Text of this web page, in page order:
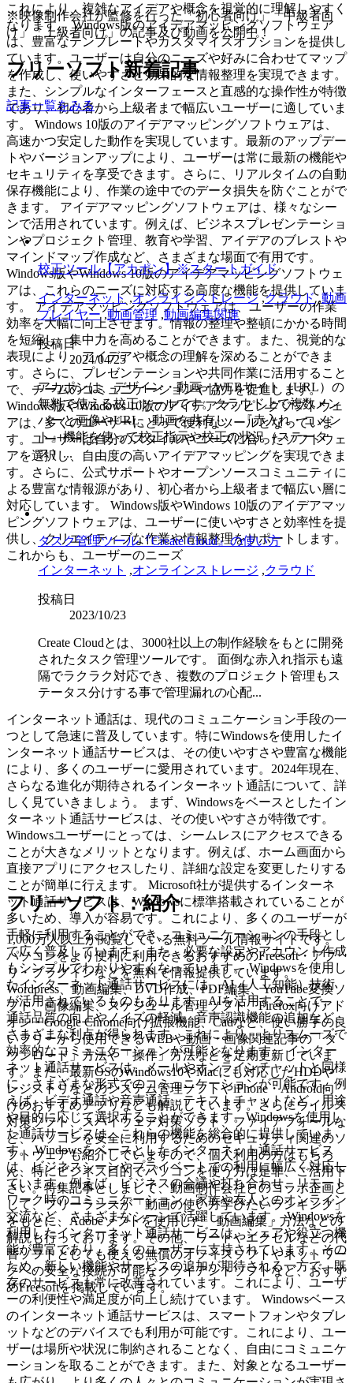
これにより、複雑なアイデアや概念を視覚的に理解しやすく
なります。 Windows版のアイデアマッピングソフトウェア
は、豊富なテンプレートやカスタマイズオプションを提供し
ています。ユーザーは自分のニーズや好みに合わせてマップ
を作成し、使いやすさと効果的な情報整理を実現できます。
また、シンプルなインターフェースと直感的な操作性が特徴
であり、初心者から上級者まで幅広いユーザーに適していま
す。 Windows 10版のアイデアマッピングソフトウェアは、
高速かつ安定した動作を実現しています。最新のアップデー
トやバージョンアップにより、ユーザーは常に最新の機能や
セキュリティを享受できます。さらに、リアルタイムの自動
保存機能により、作業の途中でのデータ損失を防ぐことがで
きます。 アイデアマッピングソフトウェアは、様々なシー
ンで活用されています。例えば、ビジネスプレゼンテーショ
ンやプロジェクト管理、教育や学習、アイデアのブレストや
マインドマップ作成など、さまざまな場面で有用です。
Windows版やWindows 10版のアイデアマッピングソフトウェ
アは、これらのニーズに対応する高度な機能を提供していま
す。 アイデアマッピングソフトウェアは、ユーザーの作業
効率を大幅に向上させます。情報の整理や整頓にかかる時間
を短縮し、集中力を高めることができます。また、視覚的な
表現により、アイデアや概念の理解を深めることができま
す。さらに、プレゼンテーションや共同作業に活用すること
で、チームのコミュニケーションや協力を促進します。
Windows版やWindows 10版のアイデアマッピングソフトウェ
アは、多くのユーザーにとって便利なツールとなっていま
す。ユーザーは自分のスタイルやニーズに合ったソフトウェ
アを選択し、自由度の高いアイデアマッピングを実現できま
す。さらに、公式サポートやオープンソースコミュニティに
よる豊富な情報源があり、初心者から上級者まで幅広い層に
対応しています。 Windows版やWindows 10版のアイデアマッ
ピングソフトウェアは、ユーザーに使いやすさと効率性を提
供し、クリエイティブな作業や情報整理をサポートします。
これからも、ユーザーのニーズ
インターネット通話は、現代のコミュニケーション手段の一
つとして急速に普及しています。特にWindowsを使用したイ
ンターネット通話サービスは、その使いやすさや豊富な機能
により、多くのユーザーに愛用されています。2024年現在、
さらなる進化が期待されるインターネット通話について、詳
しく見ていきましょう。 まず、Windowsをベースとしたイン
ターネット通話サービスは、その使いやすさが特徴です。
Windowsユーザーにとっては、シームレスにアクセスできる
ことが大きなメリットとなります。例えば、ホーム画面から
直接アプリにアクセスしたり、詳細な設定を変更したりする
ことが簡単に行えます。 Microsoft社が提供するインターネ
ット通話サービスは、Windowsに標準搭載されていることが
多いため、導入が容易です。これにより、多くのユーザーが
手軽に利用することができ、コミュニケーションの手段とし
て広く普及しています。また、必要な設定やアカウント作成
もシンプルでわかりやすくなっています。 Windowsを使用し
たインターネット通話サービスには、AI（人工知能）技術
が活用されているものもあります。AIを活用することで、
通話品質の向上やノイズの軽減、音声認識機能の追加など、
さまざまな利点が得られます。これにより、よりスムーズで
効率的なコミュニケーションが可能となります。 インター
ネット通話サービスは、メールやオンラインチャットと同様
に、さまざまな形式でのコミュニケーションが可能です。例
えば、ビデオ通話や音声通話、テキストチャットなど、用途
や目的に応じて選択することができます。Windowsを使用し
た通話サービスは、これらの機能を総合的に提供していま
す。 Windowsをベースとしたインターネット通話サービス
は、ビジネスシーンやプライベートでの利用に幅広く対応し
ています。例えば、ビジネスの会議や打ち合わせ、リモート
ワーク時のコミュニケーション、家族や友人とのオンライン
交流など、さまざまなシーンで活躍しています。 Windowsを
利用したインターネット通話サービスは、シェアや役立つ機
能が豊富であり、多くのユーザーに支持されています。その
ため、新しい機能やサービスの追加が期待される一方で、既
存のサービスも常に改善されています。これにより、ユーザ
ーの利便性や満足度が向上し続けています。 Windowsベース
のインターネット通話サービスは、スマートフォンやタブレ
ットなどのデバイスでも利用が可能です。これにより、ユー
ザーは場所や状況に制約されることなく、自由にコミュニケ
ーションを取ることができます。また、対象となるユーザー
※映像制作会社が監修を行った「初心者向け」「中級者向
け」「上級者向け」の記事及び動画を公開中！
フリーソフト新着記事
記事一覧をみる
校正ツール【アカポン】※スタートガイド
インターネット ,オンラインストレージ ,クラウド,動画
プレイヤー,動画管理 ,動画編集関連
投稿日
2024/04/25
アカポンは、デザイン・動画・WEBサイト（URL）の
無料で使える校正ツールです。クラウド上で複数メン
バーと画像やURL、動画を共有し、『赤入れ・コメン
ト』機能を使って校正指示や校正の状況（ステータ
ス）...
タスク管理ツール『Create Cloud』の使い方
インターネット ,オンラインストレージ ,クラウド
投稿日
2023/10/23
Create Cloudとは、3000社以上の制作経験をもとに開発
されたタスク管理ツールです。 面倒な赤入れ指示も遠
隔でラクラク対応でき、複数のプロジェクト管理もス
テータス分けする事で管理漏れの心配...
フリーソフト：紹介
1,000万人以上が閲覧している無料ツール情報サイトです。
パソコンをより便利に利用できるおすすめのFreesoft・アプ
リ・プラグインなどを無料で情報提供しています。
Wordpress、動画編集、DVD作成、PDF編集、YouTube変換ソ
フト、画像編集、スケジュール管理ソフト、Firefox向けアド
オン・Google Chrome向け拡張機能、Cadなど、使い勝手の良
いフリーから使用できるWEBや動画・画像関連記事の「ダ
ウンロード」方法や「操作」方法などを定期更新していま
す。また、最新OSのWindows10やMacにも対応したHDDや
レジストリなどのシステム管理ソフトやiPhone・Android向
けのおすすめアプリなども解説しています。さらにウイルス
対策ソフト、スパイウェア対策ソフト、ファイアフォールな
ど、パソコンを安全に利用するためのセキュリティ関連のソ
フトウェアも紹介していますので、個人利用の方はもちろ
ん、特にビジネス目的でパソコンを使う方は是非、ご活用下
さい。特集記事としまして、動画制作会社とのコラボ企画と
して、フリーランスが「動画の使い方学びたいランキング」
をもとに、Adobeソフトを使用した「動画編集」方法などの
解説も行っております。その他、ワードやエクセルなどの代
替ソフトとしても使える無償のオフィスソフトやネットワー
クへの安全な接続が可能なクライアントソフトなど、おすす
めFreesoftを掲載しています。